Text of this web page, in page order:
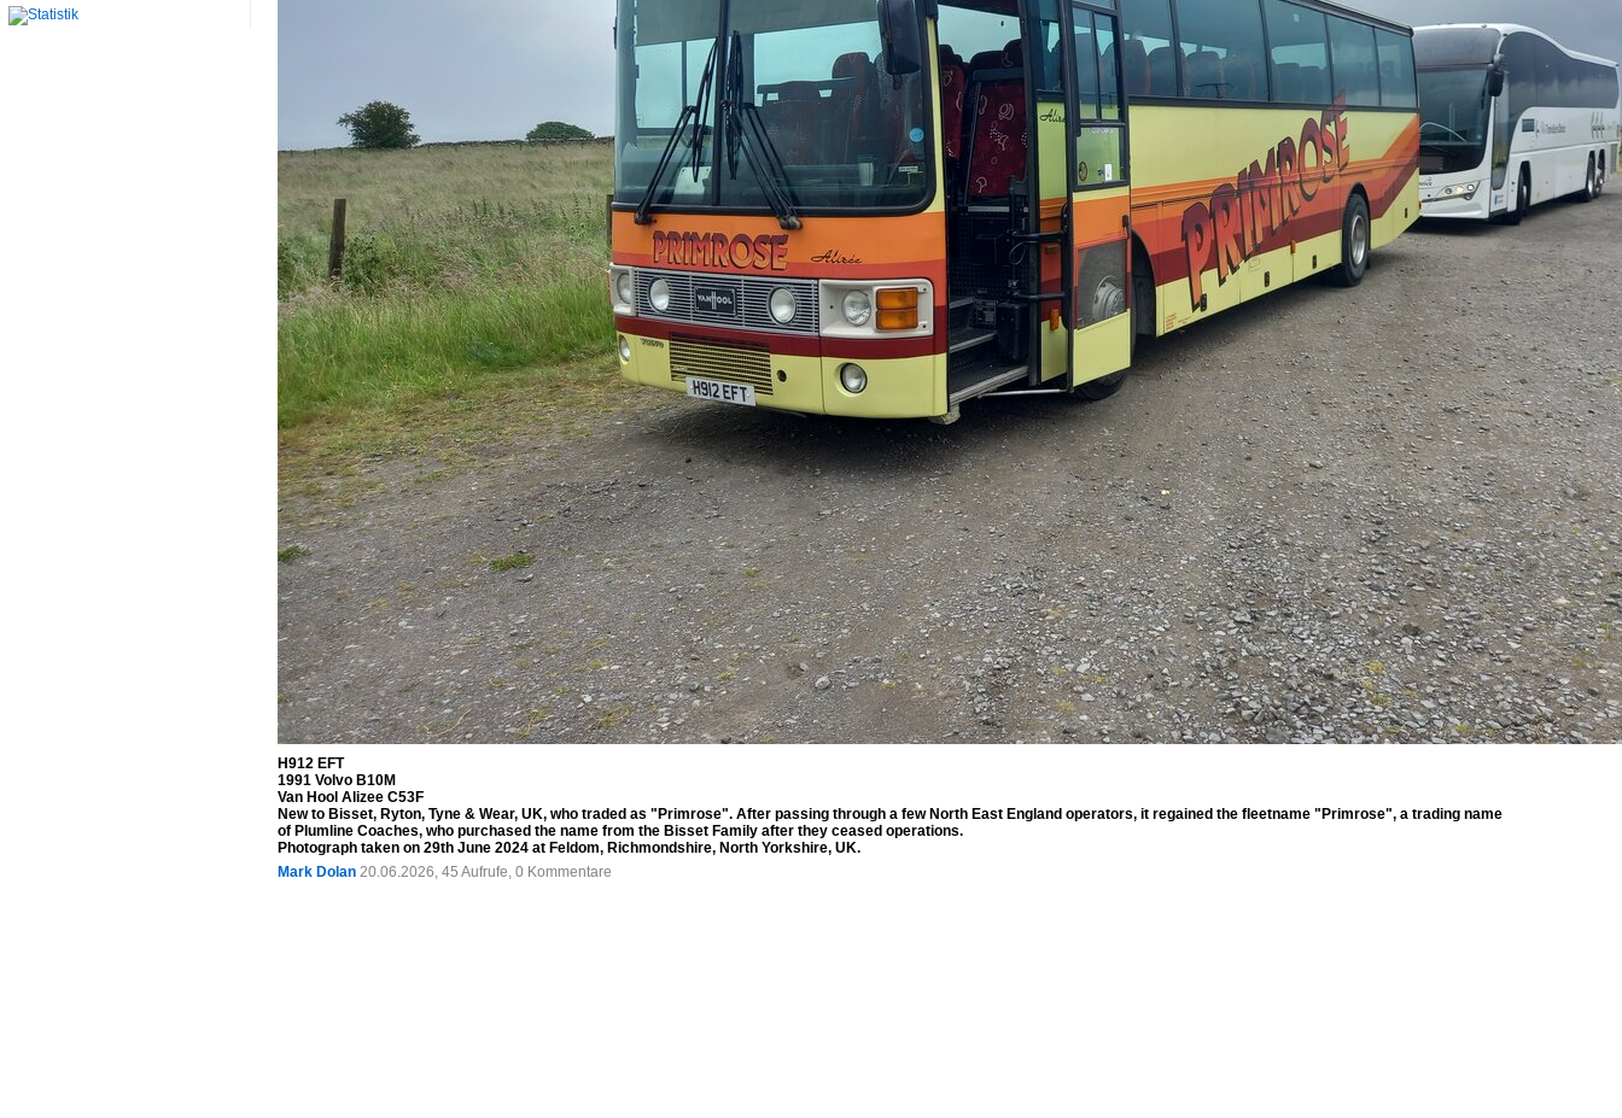
H912 EFT
1991 Volvo B10M
Van Hool Alizee C53F
New to Bisset, Ryton, Tyne & Wear, UK, who traded as "Primrose". After passing through a few North East England operators, it regained the fleetname "Primrose", a trading name
of Plumline Coaches, who purchased the name from the Bisset Family after they ceased operations.
Photograph taken on 29th June 2024 at Feldom, Richmondshire, North Yorkshire, UK.
Mark Dolan 20.06.2026, 45 Aufrufe, 0 Kommentare